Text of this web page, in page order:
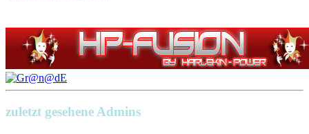
zuletzt gesehene Admins